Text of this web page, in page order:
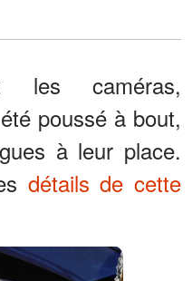
les caméras,
poussé à bout,
à leur place.
détails de cette